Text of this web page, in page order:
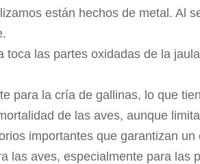
están hechos de metal. Al
las partes oxidadas de la
para la cría de gallinas, lo que
de las aves, aunque
importantes que garantizan
las aves, especialmente para las